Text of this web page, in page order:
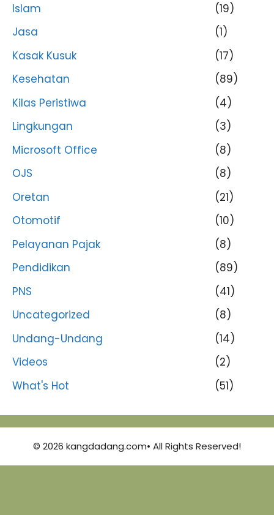
Islam
(19)
Jasa
(1)
Kasak Kusuk
(17)
Kesehatan
(89)
Kilas Peristiwa
(4)
Lingkungan
(3)
Microsoft Office
(8)
OJS
(8)
Oretan
(21)
Otomotif
(10)
Pelayanan Pajak
(8)
Pendidikan
(89)
PNS
(41)
Uncategorized
(8)
Undang-Undang
(14)
Videos
(2)
What's Hot
(51)
© 2026 kangdadang.com• All Rights Reserved!